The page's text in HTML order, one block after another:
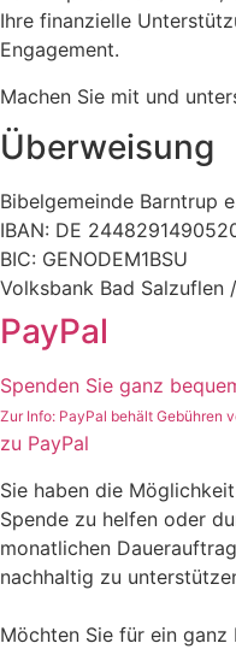
Ihre finanzielle
Engagement.
Machen Sie mit und
Überweisung
Bibelgemeinde Barntrup
IBAN: DE
BIC: GENODEM1BSU
Volksbank Bad Salzuflen
PayPal
Spenden Sie ganz
Zur Info: PayPal behält Gebühren
zu PayPal
Sie haben die
Spende zu helfen oder
monatlichen
nachhaltig zu
Möchten Sie für ein